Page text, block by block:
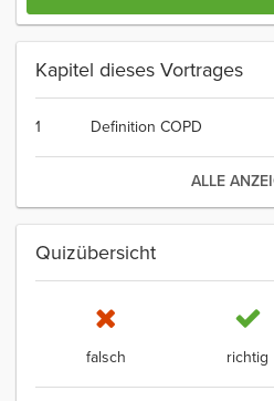
Kapitel dieses Vortrages
1 Definition COPD
ALLE
Quizübersicht
falsch richtig